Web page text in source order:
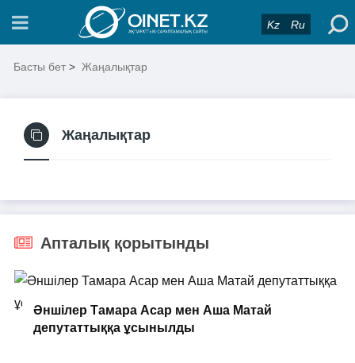
Kz Ru
Басты бет > Жаңалықтар
Жаңалықтар
Апталық қорытынды
Әншілер Тамара Асар мен Аша Матай
депутаттыққа ұсынылды